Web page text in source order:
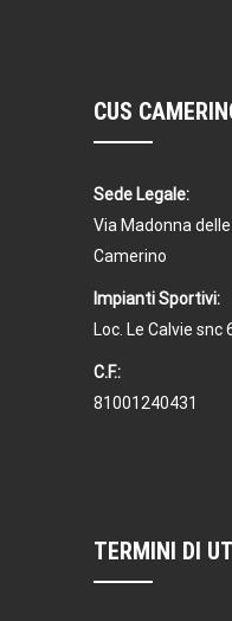
CUS
Sede Legale:
Via Madonna
Camerino
Impianti Sportivi:
Loc. Le Calvie
C.F.:
81001240431
TERMINI DI